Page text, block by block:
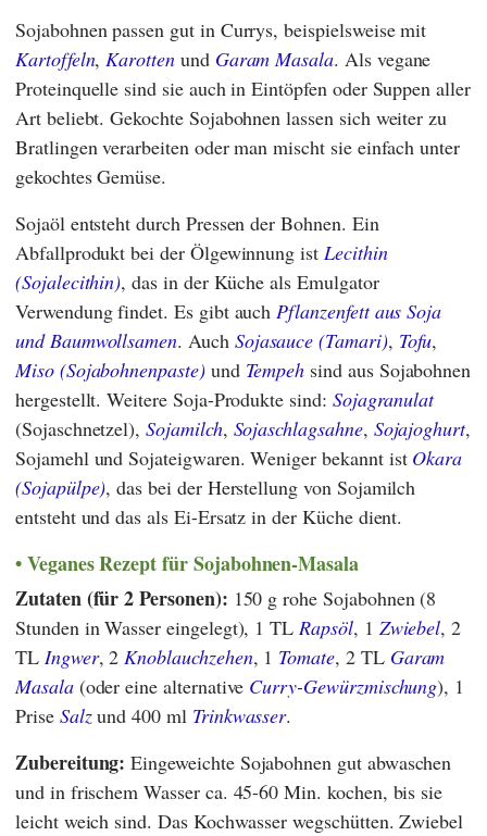
Sojabohnen passen gut in Currys, beispielsweise mit
Kartoffeln,Karottenund Garam Masala. Als vegane
Proteinquelle sind sie auch in Eintöpfen oder Suppen aller
Art beliebt. Gekochte Sojabohnen lassen sich weiter zu
Bratlingen verarbeiten oder man mischt sie einfach unter
gekochtes Gemüse.
Sojaöl entsteht durch Pressen der Bohnen. Ein
Abfallprodukt bei der Ölgewinnung ist Lecithin
(Sojalecithin), das in der Küche als Emulgator
Verwendung findet. Es gibt auchPflanzenfett aus Soja
und Baumwollsamen. Auch Sojasauce (Tamari), Tofu,
Miso (Sojabohnenpaste)und Tempeh sind aus Sojabohnen
hergestellt. Weitere Soja-Produkte sind: Sojagranulat
(Sojaschnetzel),Sojamilch, Sojaschlagsahne, Sojajoghurt,
Sojamehl und Sojateigwaren. Weniger bekannt ist Okara
(Sojapülpe), das bei der Herstellung von Sojamilch
entsteht und das als Ei-Ersatz in der Küche dient.
Veganes Rezept für Sojabohnen-Masala
Zutaten (für 2 Personen): 150 g rohe Sojabohnen (8
Stunden in Wasser eingelegt), 1 TLRapsöl, 1 Zwiebel, 2
TL Ingwer, 2Knoblauchzehen, 1 Tomate, 2 TL Garam
Masala(oder eine alternative Curry-Gewürzmischung), 1
Prise Salzund 400 ml Trinkwasser.
Zubereitung:Eingeweichte Sojabohnen gut abwaschen
und in frischem Wasser ca. 45-60 Min. kochen, bis sie
leicht weich sind. Das Kochwasser wegschütten. Zwiebel